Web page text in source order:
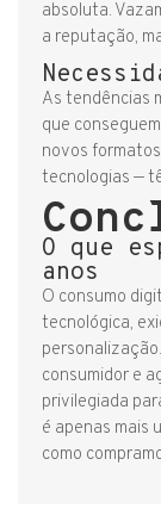
absoluta.
a reputação,
As tendências
que
novos
tecnologias —
O que
anos
O consumo
tecnológica,
consumidor e
privilegiada
é apenas mais
como